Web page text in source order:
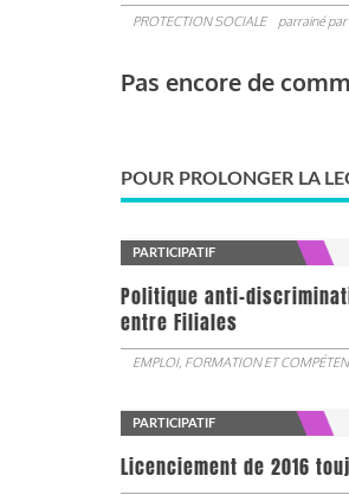
PROTECTION SOCIALE parrainé par
Pas encore de
POUR PROLONGER LA
PARTICIPATIF
Politique anti-
entre Filiales
EMPLOI, FORMATION ET
PARTICIPATIF
Licenciement de 2016